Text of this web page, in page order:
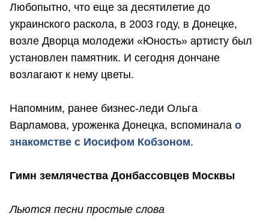
Любопытно, что еще за десятилетие до
украинского раскола, в 2003 году, в Донецке,
возле Дворца молодежи «Юность» артисту был
установлен памятник. И сегодня дончане
возлагают к нему цветы.
Напомним, ранее бизнес-леди Ольга
Варламова, уроженка Донецка, вспоминала о
знакомстве с Иосифом Кобзоном.
Гимн землячества Донбассовцев Москвы
Льются песни простые слова